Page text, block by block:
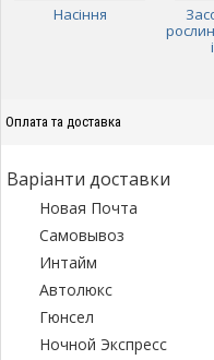
Насіння
Оплата та доставка
Варіанти доставки
Новая Почта
Самовывоз
Интайм
Автолюкс
Гюнсел
Ночной Экспресс